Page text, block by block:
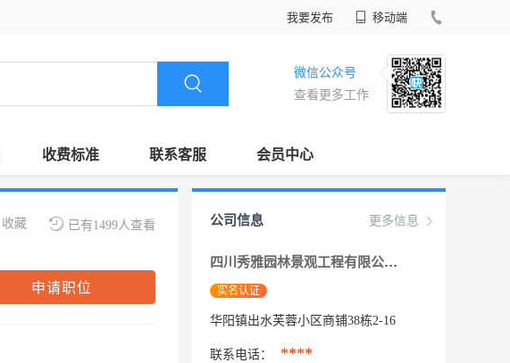
我要发布 移动端
微信公众号
查看更多工作
收费标准 联系客服 会员中心
已有1499人查看
收藏
申请职位
更多信息
公司信息
四川秀雅园林景观工程有限公司
实名认证
华阳镇出水芙蓉小区商铺38栋2-16
联系电话： ****